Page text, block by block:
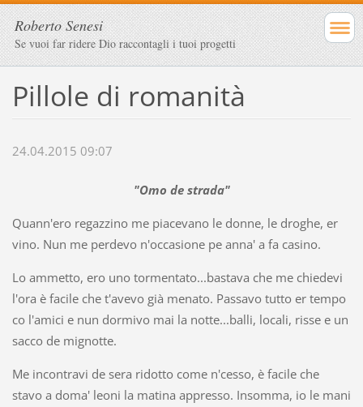
Roberto Senesi
Se vuoi far ridere Dio raccontagli i tuoi progetti
Pillole di romanità
24.04.2015 09:07
"Omo de strada"
Quann'ero regazzino me piacevano le donne, le droghe, er
vino. Nun me perdevo n'occasione pe anna' a fa casino.
Lo ammetto, ero uno tormentato...bastava che me chiedevi
l'ora è facile che t'avevo già menato. Passavo tutto er tempo
co l'amici e nun dormivo mai la notte...balli, locali, risse e un
sacco de mignotte.
Me incontravi de sera ridotto come n'cesso, è facile che
stavo a doma' leoni la matina appresso. Insomma, io le mani